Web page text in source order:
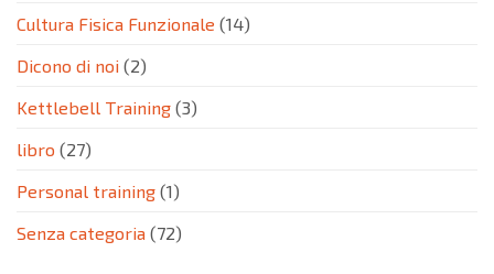
Cultura Fisica Funzionale (14)
Dicono di noi (2)
Kettlebell Training (3)
libro (27)
Personal training (1)
Senza categoria (72)